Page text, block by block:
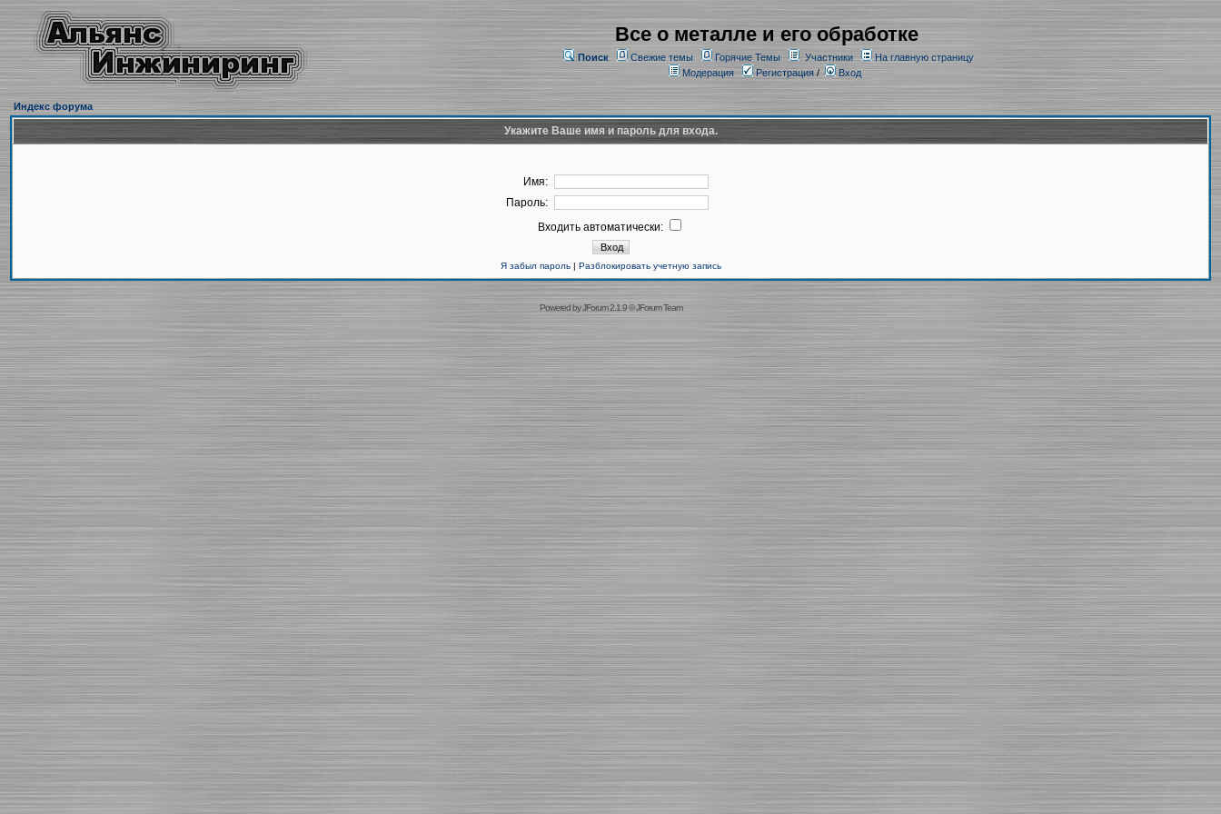
Все о металле и его обработке
Поиск Свежие темы Горячие Темы Участники
На главную страницу
Модерация
Регистрация/ Вход
Индекс форума
Укажите Ваше имя и пароль для входа.
Имя:
Пароль:
Входить автоматически:
Я забыл пароль| Разблокировать учетную запись
Powered byJForum 2.1.9©JForum Team